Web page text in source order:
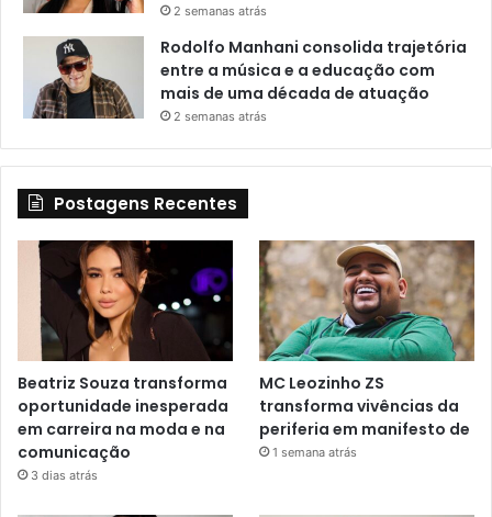
2 semanas atrás
Rodolfo Manhani consolida trajetória
entre a música e a educação com
mais de uma década de atuação
2 semanas atrás
Postagens Recentes
Beatriz Souza transforma
oportunidade inesperada
em carreira na moda e na
comunicação
3 dias atrás
MC Leozinho ZS
transforma vivências da
periferia em manifesto de
1 semana atrás